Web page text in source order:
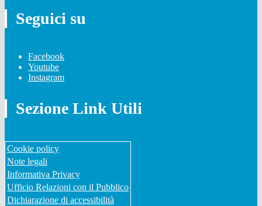
Seguici su
Facebook
Youtube
Instagram
Sezione Link Utili
Cookie policy
Note legali
Informativa Privacy
Ufficio Relazioni con il Pubblico
Dichiarazione di accessibilità